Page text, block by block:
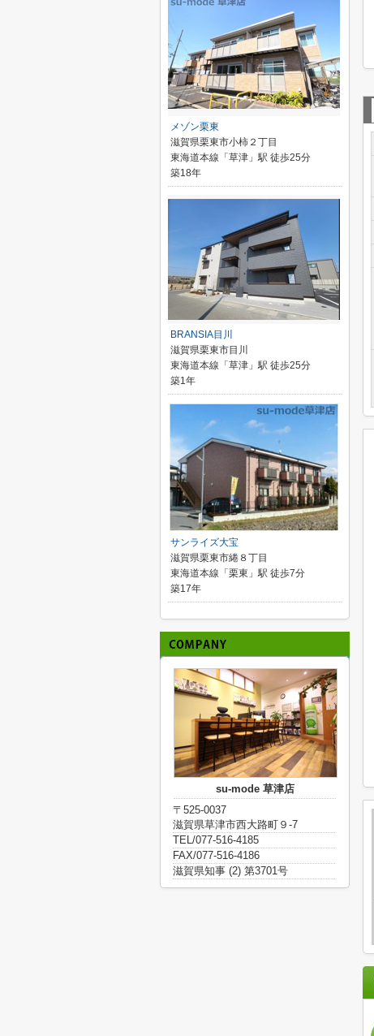
メゾン栗東
滋賀県栗東市小柿２丁目
東海道本線「草津」駅 徒歩25分
築18年
BRANSIA目川
滋賀県栗東市目川
東海道本線「草津」駅 徒歩25分
築1年
サンライズ大宝
滋賀県栗東市綣８丁目
東海道本線「栗東」駅 徒歩7分
築17年
su-mode 草津店
〒525-0037
滋賀県草津市西大路町９-7
TEL/077-516-4185
FAX/077-516-4186
滋賀県知事 (2) 第3701号